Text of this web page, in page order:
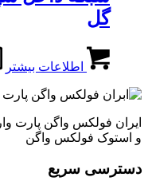
گل
اطلاعات بیشتر
ایران فولکس واگن پارت
و استوک فولکس واگن
دسترسی سریع